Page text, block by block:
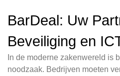
BarDeal: Uw
Beveiliging en
In de moderne zakenwereld is
noodzaak. Bedrijven moeten